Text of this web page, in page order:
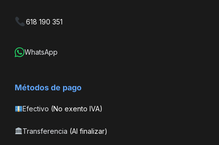
618 190 351
WhatsApp
Métodos de pago
Efectivo (No exento IVA)
Transferencia (Al finalizar)